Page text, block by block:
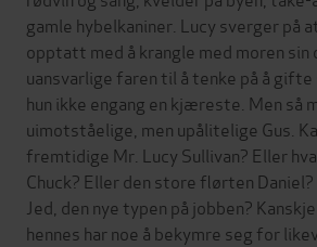
gamle hybelkaniner. Lucy sverger på
opptatt med å krangle med moren sin
uansvarlige faren til å tenke på å
hun ikke engang en kjæreste. Men så
uimotståelige, men upålitelige Gus.
fremtidige Mr. Lucy Sullivan? Eller
Chuck? Eller den store flørten
Jed, den nye typen på jobben?
hennes har noe å bekymre seg for